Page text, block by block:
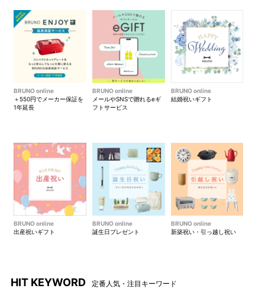
BRUNO online
＋550円でメーカー保証を
1年延長
BRUNO online
メールやSNSで贈れるeギ
フトサービス
BRUNO online
結婚祝いギフト
BRUNO online
出産祝いギフト
BRUNO online
誕生日プレゼント
BRUNO online
新築祝い・引っ越し祝い
HIT KEYWORD 定番人気・注目キーワード